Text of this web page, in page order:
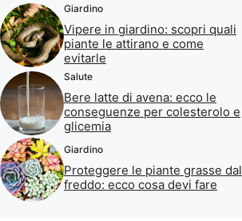
Giardino
Vipere in giardino: scopri quali
piante le attirano e come
evitarle
Salute
Bere latte di avena: ecco le
conseguenze per colesterolo e
glicemia
Giardino
Proteggere le piante grasse dal
freddo: ecco cosa devi fare